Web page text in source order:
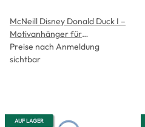
McNeill Disney Donald Duck I –
Motivanhänger für
Schulranzen und Schlüssel
Preise nach Anmeldung
sichtbar
AUF LAGER